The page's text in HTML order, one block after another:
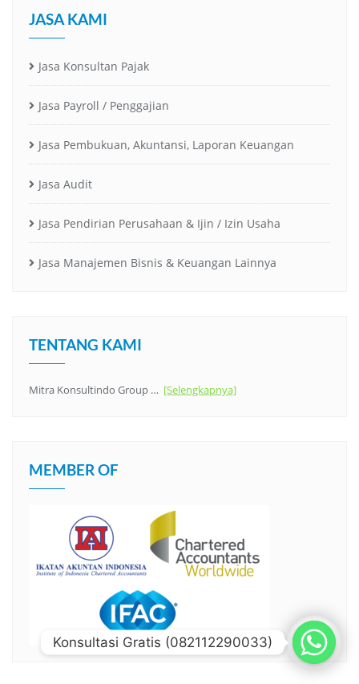
JASA KAMI
Jasa Konsultan Pajak
Jasa Payroll / Penggajian
Jasa Pembukuan, Akuntansi, Laporan Keuangan
Jasa Audit
Jasa Pendirian Perusahaan & Ijin / Izin Usaha
Jasa Manajemen Bisnis & Keuangan Lainnya
TENTANG KAMI
Mitra Konsultindo Group … [Selengkapnya]
MEMBER OF
Konsultasi Gratis (082112290033)